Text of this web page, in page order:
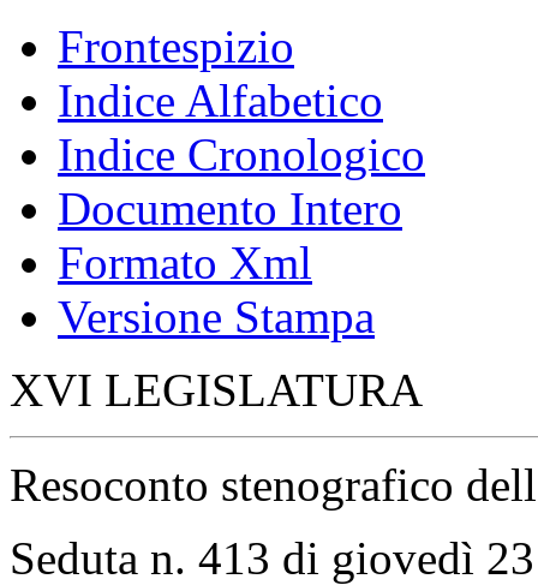
Frontespizio
Indice Alfabetico
Indice Cronologico
Documento Intero
Formato Xml
Versione Stampa
XVI LEGISLATURA
Resoconto stenografico
Seduta n. 413 di giovedì